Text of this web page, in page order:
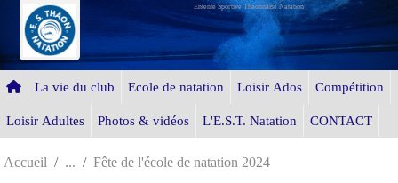
Entente Sportive Thaonnaise Natation
La vie du club Ecole de natation Loisir Ados Compétition
Loisir Adultes Photos & vidéos L'E.S.T. Natation CONTACT
Accueil Fête de l'école de natation 2024
Panneau de gestion des cookies